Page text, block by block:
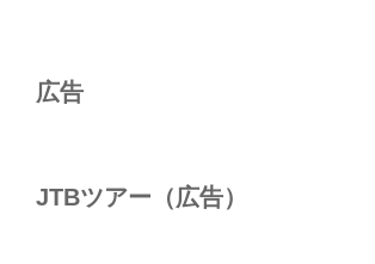
ン
広告
JTBツアー（広告）